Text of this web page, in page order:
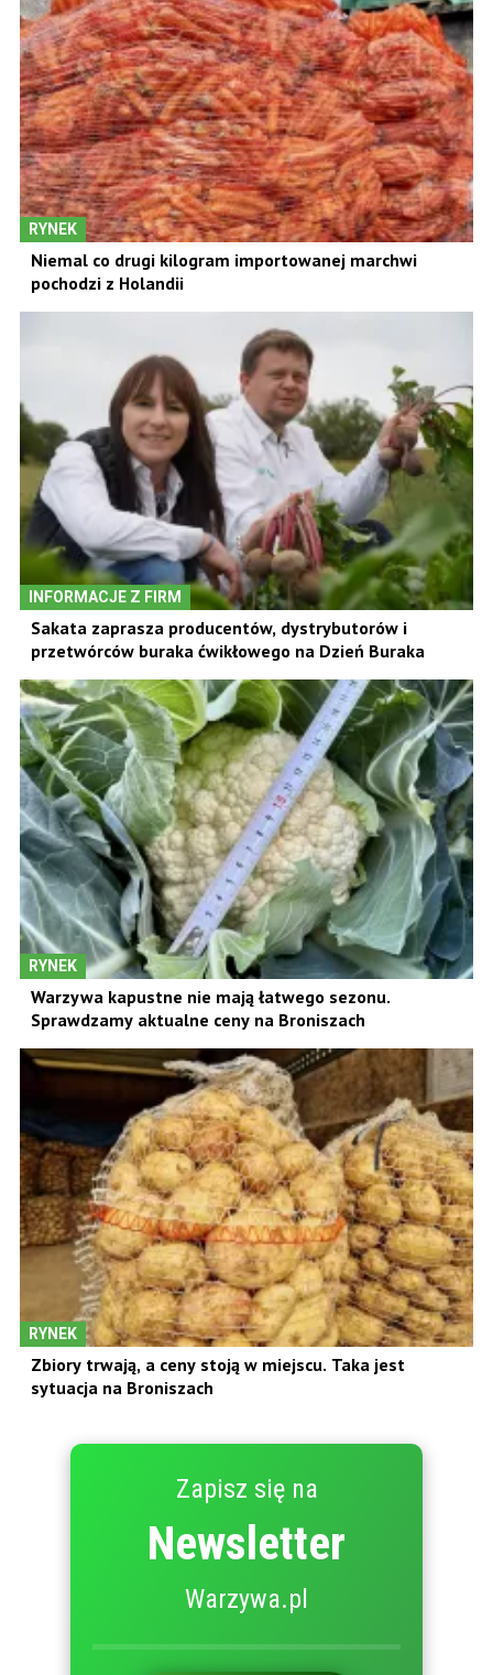
RYNEK
Niemal co drugi kilogram importowanej marchwi
pochodzi z Holandii
INFORMACJE Z FIRM
Sakata zaprasza producentów, dystrybutorów i
przetwórców buraka ćwikłowego na Dzień Buraka
RYNEK
Warzywa kapustne nie mają łatwego sezonu.
Sprawdzamy aktualne ceny na Broniszach
RYNEK
Zbiory trwają, a ceny stoją w miejscu. Taka jest
sytuacja na Broniszach
Zapisz się na
Newsletter
Warzywa.pl